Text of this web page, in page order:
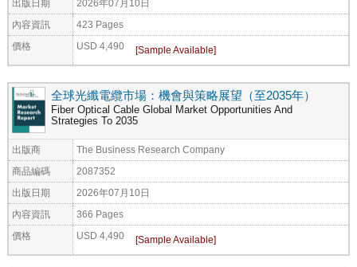
出版日期 2026年07月10日
內容資訊 423 Pages
價格 USD 4,490
全球光纖電纜市場：機會與策略展望（至2035年）
Fiber Optical Cable Global Market Opportunities And
Strategies To 2035
出版商 The Business Research Company
商品編碼 2087352
出版日期 2026年07月10日
內容資訊 366 Pages
價格 USD 4,490